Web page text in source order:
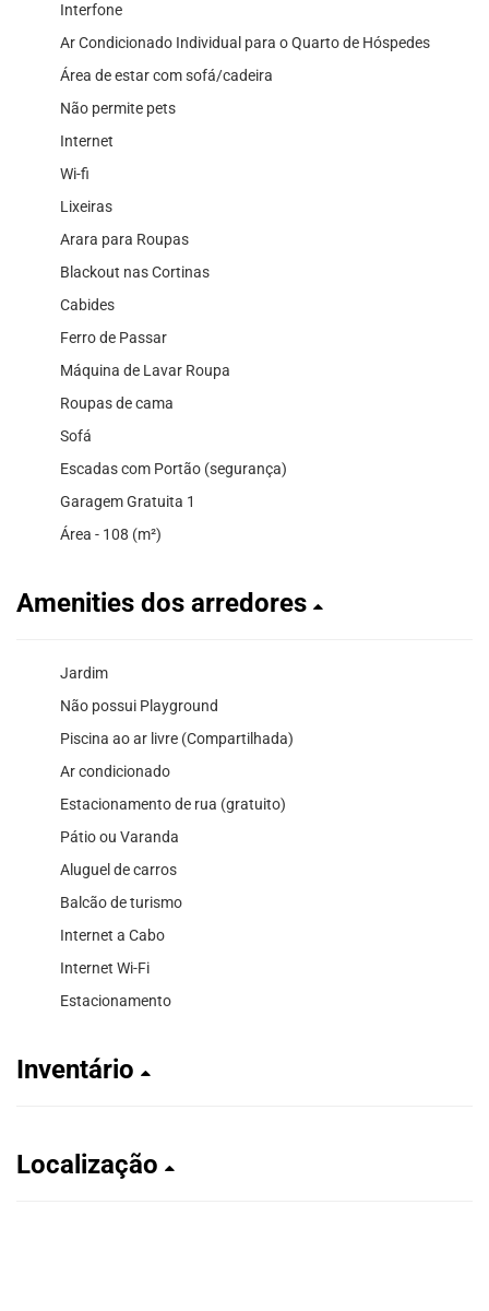
Interfone
Ar Condicionado Individual para o Quarto de Hóspedes
Área de estar com sofá/cadeira
Não permite pets
Internet
Wi-fi
Lixeiras
Arara para Roupas
Blackout nas Cortinas
Cabides
Ferro de Passar
Máquina de Lavar Roupa
Roupas de cama
Sofá
Escadas com Portão (segurança)
Garagem Gratuita 1
Área - 108 (m²)
Amenities dos arredores
Jardim
Não possui Playground
Piscina ao ar livre (Compartilhada)
Ar condicionado
Estacionamento de rua (gratuito)
Pátio ou Varanda
Aluguel de carros
Balcão de turismo
Internet a Cabo
Internet Wi-Fi
Estacionamento
Inventário
Localização